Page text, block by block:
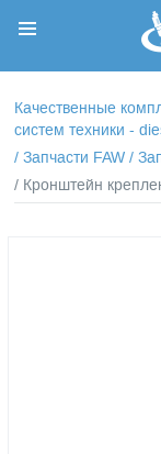
Качественные
систем техники -
/Запчасти FAW /
/ Кронштейн